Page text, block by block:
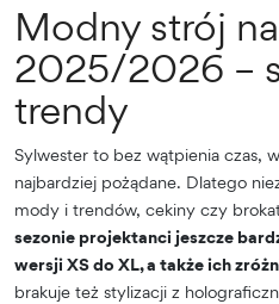
Modny strój
2025/2026 –
trendy
Sylwester to bez wątpienia czas,
najbardziej pożądane. Dlatego
mody i trendów, cekiny czy
sezonie projektanci jeszcze
wersji XS do XL, a także ich
brakuje też stylizacji z